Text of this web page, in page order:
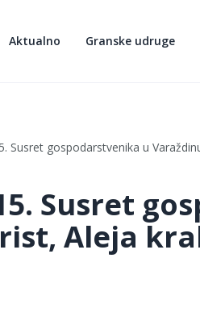
Aktualno Granske udruge
Susret gospodarstvenika u
Susret
Aleja